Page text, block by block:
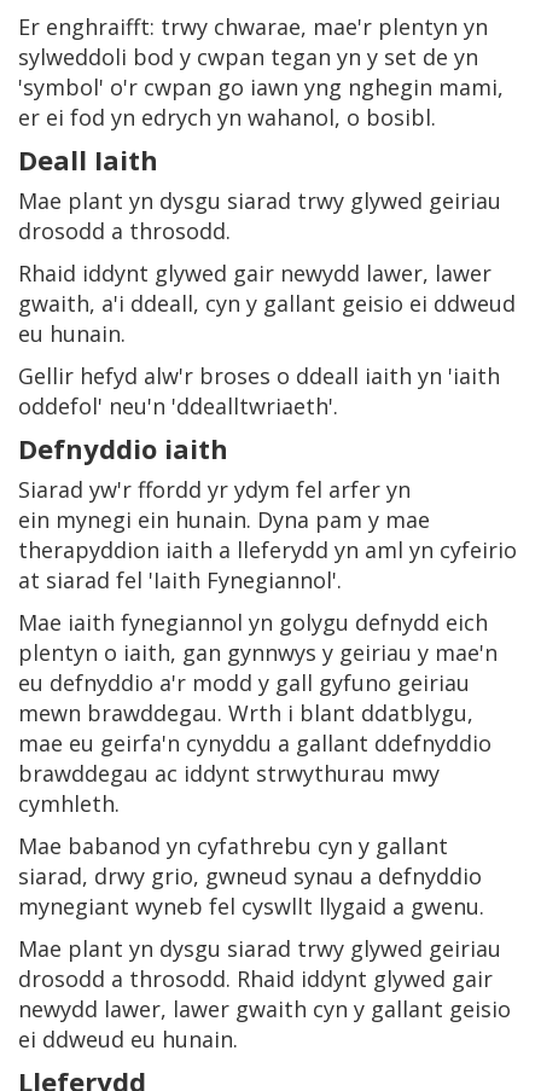
Er enghraifft: trwy chwarae, mae'r plentyn yn
sylweddoli bod y cwpan tegan yn y set de yn
'symbol' o'r cwpan go iawn yng nghegin mami,
er ei fod yn edrych yn wahanol, o bosibl.
Deall Iaith
Mae plant yn dysgu siarad trwy glywed geiriau
drosodd a throsodd.
Rhaid iddynt glywed gair newydd lawer, lawer
gwaith, a'i ddeall, cyn y gallant geisio ei ddweud
eu hunain.
Gellir hefyd alw'r broses o ddeall iaith yn 'iaith
oddefol' neu'n 'ddealltwriaeth'.
Defnyddio iaith
Siarad yw'r ffordd yr ydym fel arfer yn
ein mynegi ein hunain. Dyna pam y mae
therapyddion iaith a lleferydd yn aml yn cyfeirio
at siarad fel 'Iaith Fynegiannol'.
Mae iaith fynegiannol yn golygu defnydd eich
plentyn o iaith, gan gynnwys y geiriau y mae'n
eu defnyddio a'r modd y gall gyfuno geiriau
mewn brawddegau. Wrth i blant ddatblygu,
mae eu geirfa'n cynyddu a gallant ddefnyddio
brawddegau ac iddynt strwythurau mwy
cymhleth.
Mae babanod yn cyfathrebu cyn y gallant
siarad, drwy grio, gwneud synau a defnyddio
mynegiant wyneb fel cyswllt llygaid a gwenu.
Mae plant yn dysgu siarad trwy glywed geiriau
drosodd a throsodd. Rhaid iddynt glywed gair
newydd lawer, lawer gwaith cyn y gallant geisio
ei ddweud eu hunain.
Lleferydd